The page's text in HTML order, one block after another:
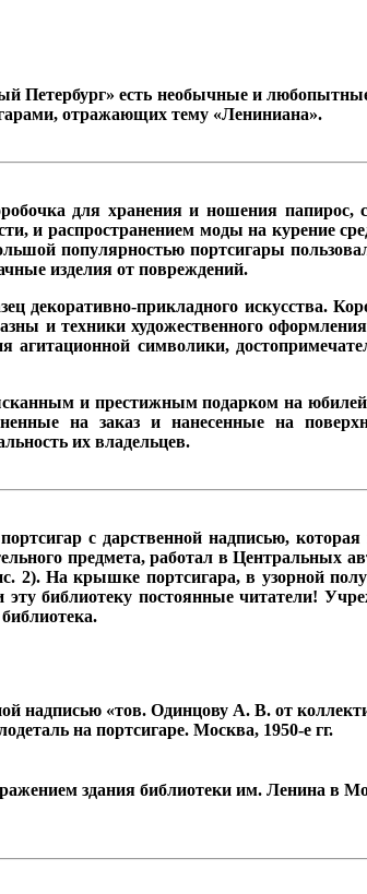
Петербург» есть необычные и
отражающих тему «Лениниана».
для хранения и ношения папирос,
и распространением моды на курение
популярностью портсигары
изделия от повреждений.
декоративно-прикладного искусства.
и техники художественного
агитационной символики,
и престижным подарком на
на заказ и нанесенные на
их владельцев.
портсигар с дарственной надписью, которая
предмета, работал в
2).На крышке портсигара, в узорной
эту библиотеку постоянные читатели!
надписью «тов. Одинцову А. В. от
на портсигаре. Москва, 1950-е гг.
здания библиотеки им. Ленина в